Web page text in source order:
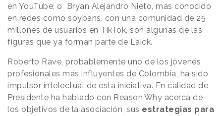
en YouTube; o Bryan Alejandro Nieto, más conocido
en redes como soybans, con una comunidad de 25
millones de usuarios en TikTok, son algunas de las
figuras que ya forman parte de Laick.
Roberto Rave, probablemente uno de los jóvenes
profesionales más influyentes de Colombia, ha sido
impulsor intelectual de esta iniciativa. En calidad de
Presidente ha hablado con Reason Why acerca de
los objetivos de la asociación, sus estrategias para